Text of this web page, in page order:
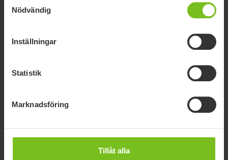
Nödvändig
Inställningar
Statistik
Marknadsföring
Tillåt alla